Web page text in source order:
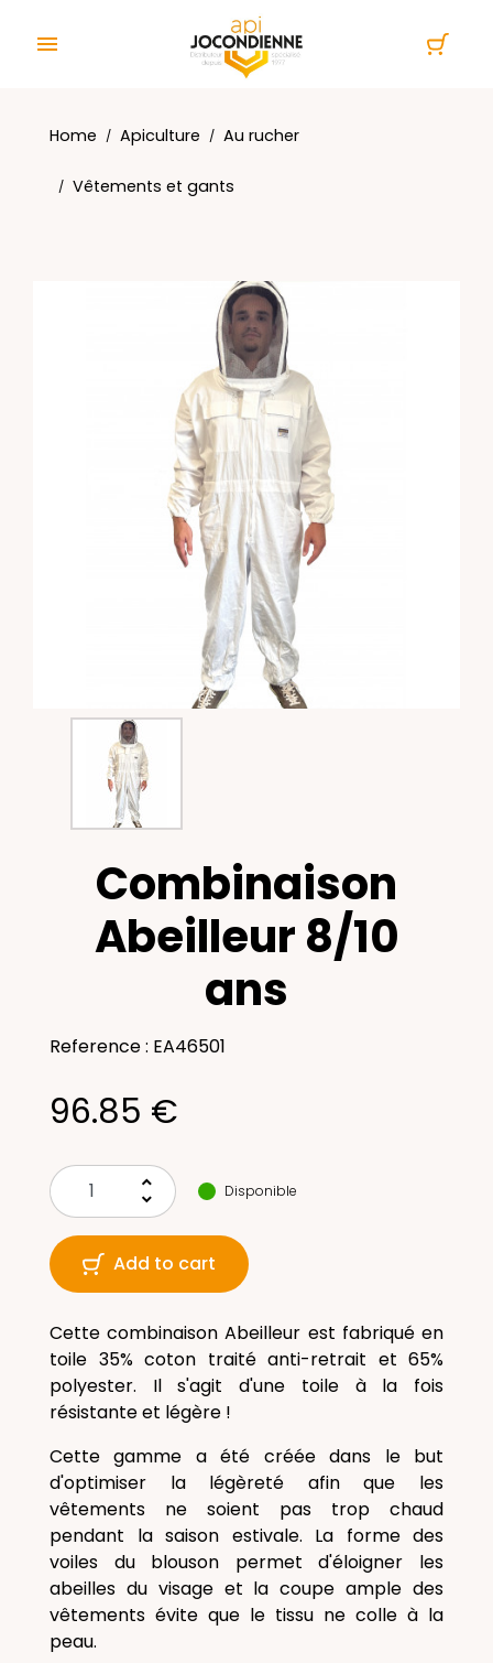

Home Apiculture Au rucher
Vêtements et gants
Combinaison
Abeilleur 8/10
ans
Reference : EA46501
96.85 €
keyboard_arrow_up
keyboard_arrow_down
Disponible
Add to cart
Cette combinaison Abeilleur est fabriqué en
toile 35% coton traité anti-retrait et 65%
polyester. Il s'agit d'une toile à la fois
résistante et légère !
Cette gamme a été créée dans le but
d'optimiser la légèreté afin que les
vêtements ne soient pas trop chaud
pendant la saison estivale. La forme des
voiles du blouson permet d'éloigner les
abeilles du visage et la coupe ample des
vêtements évite que le tissu ne colle à la
peau.